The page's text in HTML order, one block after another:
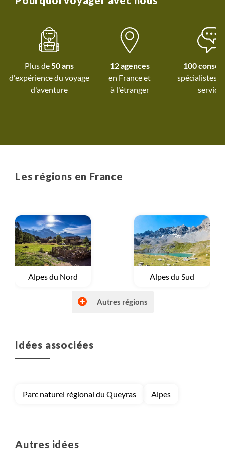
patience et ses
acquises comme
faire partager.
Plus de50 ans
d'expérience du voyage
d'aventure
12 agences
à l'étranger
100
spécialistes
service
Les régions en France
Voyage
Alpes du Nord Voyage
Alpes du Sud
Voyage
Autres régions (France)
Autres régions
Idées associées
Parc naturel régional du Queyras Alpes
Autres idées